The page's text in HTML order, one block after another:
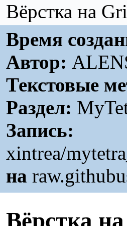
Вёрстка на
Время
Автор:
Текстовые
Раздел:
Запись:
xintrea/
на
Вёрстка